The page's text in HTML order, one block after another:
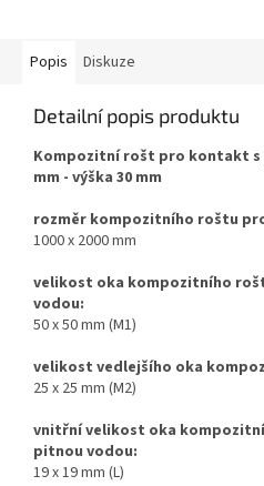
Popis Diskuze
Detailní popis produktu
Kompozitní rošt pro kontakt s
mm - výška 30 mm
rozměr kompozitního roštu
1000 x 2000 mm
velikost oka kompozitního
vodou:
50 x 50 mm (M1)
velikost vedlejšího oka
25 x 25 mm (M2)
vnitřní velikost oka
pitnou vodou:
19 x 19 mm (L)